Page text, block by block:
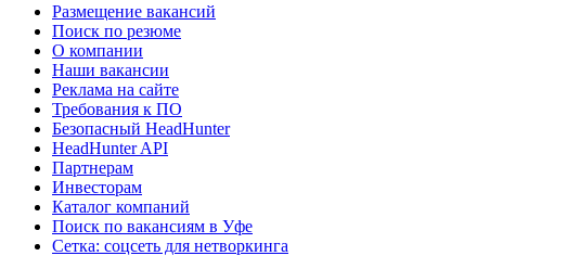
Размещение вакансий
Поиск по резюме
О компании
Наши вакансии
Реклама на сайте
Требования к ПО
Безопасный HeadHunter
HeadHunter API
Партнерам
Инвесторам
Каталог компаний
Поиск по вакансиям в Уфе
Сетка: соцсеть для нетворкинга